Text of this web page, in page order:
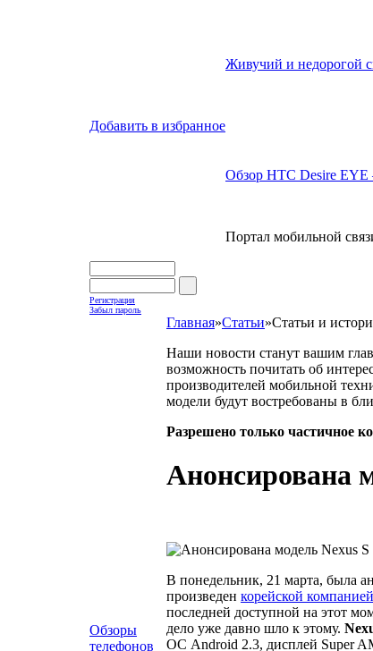
Добавить в избранное
Живучий и недорогой
Обзор HTC Desire EYE
Портал мобильной
Регистрация
Забыл пароль
Обзоры
телефонов
Главная»Статьи»Статьи и
Наши новости станут вашим
возможность почитать об
производителей мобильной
модели будут востребованы в
Разрешено только частичное
Анонсирована
В понедельник, 21 марта, была
произведен корейской
последней доступной на этот
дело уже давно шло к этому.
ОС Android 2.3, дисплей Super